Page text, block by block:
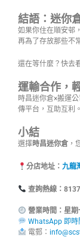
結語：迷你
如果你住在順安邨
再為了存放那些不
還在等什麼？快去
運輸合作，
時昌迷你倉×搬運
傳平台，互助互利
小結
選擇時昌迷你倉 ，
分店地址： 九龍
查
營業時間：星
WhatsApp 即時
電郵：